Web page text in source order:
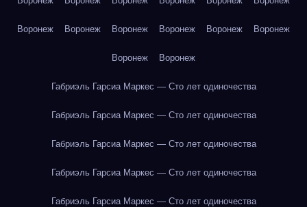
Воронеж Воронеж Воронеж Воронеж Воронеж Воронеж
Воронеж Воронеж
Габриэль Гарсиа Маркес — Сто лет одиночества
Габриэль Гарсиа Маркес — Сто лет одиночества
Габриэль Гарсиа Маркес — Сто лет одиночества
Габриэль Гарсиа Маркес — Сто лет одиночества
Габриэль Гарсиа Маркес — Сто лет одиночества